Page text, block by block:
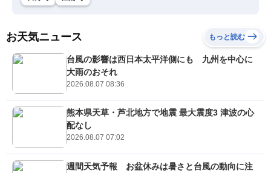
お天気ニュース もっと読む
台風の影響は西日本太平洋側にも 九州を中心に
大雨のおそれ
2026.08.07 08:36
熊本県天草・芦北地方で地震 最大震度3 津波の心
配なし
2026.08.07 07:02
週間天気予報 お盆休みは暑さと台風の動向に注